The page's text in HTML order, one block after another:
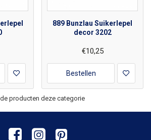
889 Bunzlau Suikerlepel
decor 3202
€10,25
Bestellen
producten deze categorie